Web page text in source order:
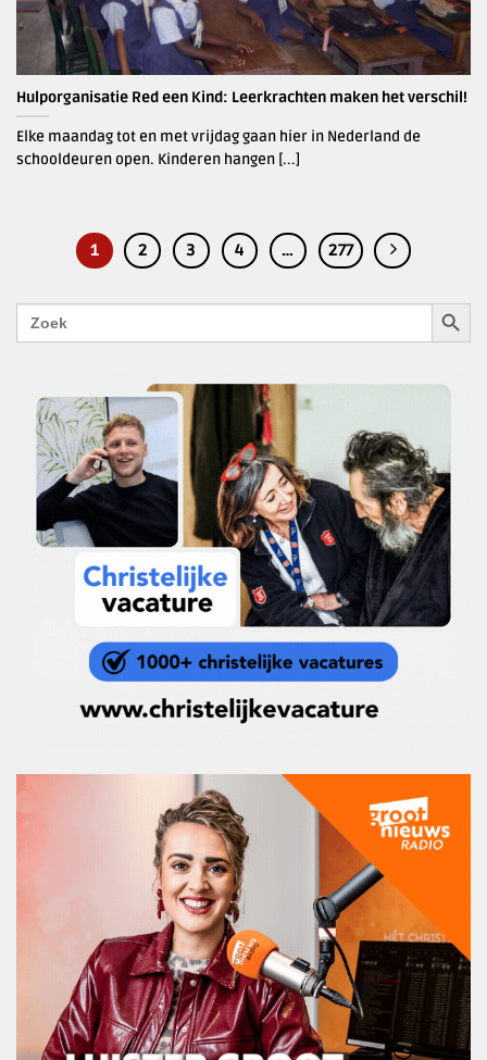
Hulporganisatie Red een Kind: Leerkrachten maken het verschil!
Elke maandag tot en met vrijdag gaan hier in Nederland de
schooldeuren open. Kinderen hangen [...]
1 2 3 4 … 277
Zoek
naar: